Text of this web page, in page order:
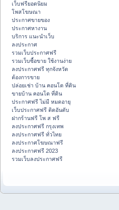
เว็บฟรียอดนิยม
โพสโฆษณา
ประกาศขายของ
ประกาศหางาน
บริการ แนะนำเว็บ
ลงประกาศ
รวมเว็บประกาศฟรี
รวมเว็บซื้อขาย ใช้งานง่าย
ลงประกาศฟรี ทุกจังหวัด
ต้องการขาย
ปล่อยเช่า บ้าน คอนโด ที่ดิน
ขายบ้าน คอนโด ที่ดิน
ประกาศฟรี ไม่มี หมดอายุ
เว็บประกาศฟรี ติดอันดับ
ฝากร้านฟรี โพ ส ฟรี
ลงประกาศฟรี กรุงเทพ
ลงประกาศฟรี ทั่วไทย
ลงประกาศโฆษณาฟรี
ลงประกาศฟรี 2023
รวมเว็บลงประกาศฟรี